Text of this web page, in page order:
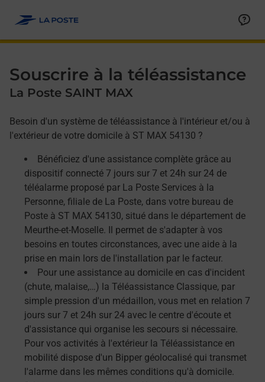
Souscrire à la téléassistance
La Poste SAINT MAX
Besoin d'un système de téléassistance à l'intérieur et/ou à
l'extérieur de votre domicile à ST MAX 54130 ?
Bénéficiez d'une assistance complète grâce au
dispositif connecté 7 jours sur 7 et 24h sur 24 de
téléalarme proposé par La Poste Services à la
Personne, filiale de La Poste, dans votre bureau de
Poste à ST MAX 54130, situé dans le département de
Meurthe-et-Moselle. Il permet de s'adapter à vos
besoins en toutes circonstances, avec une aide à la
prise en main lors de l'installation par le facteur.
Pour une assistance au domicile en cas d'incident
(chute, malaise,…) la Téléassistance Classique, par
simple pression d'un médaillon, vous met en relation 7
jours sur 7 et 24h sur 24 avec le centre d'écoute et
d'assistance qui organise les secours si nécessaire.
Pour vos activités à l'extérieur la Téléassistance en
mobilité dispose d'un Bipper géolocalisé qui transmet
l'alarme dans les mêmes conditions qu'à domicile.